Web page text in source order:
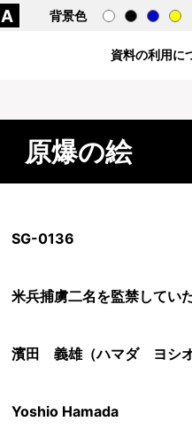
A 背景色
資料の利用に
原爆の絵
SG-0136
米兵捕虜二名を監禁してい
濱田 義雄（ハマダ ヨシオ
Yoshio Hamada